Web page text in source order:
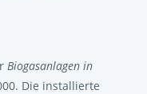
Biogasanlagen in
Die installierte